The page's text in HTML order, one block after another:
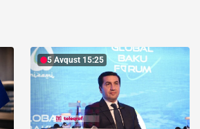
5 Avqust 15:25